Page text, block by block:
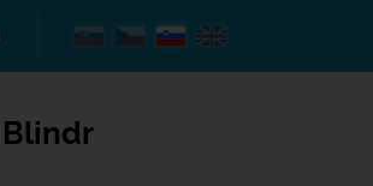
Blindr